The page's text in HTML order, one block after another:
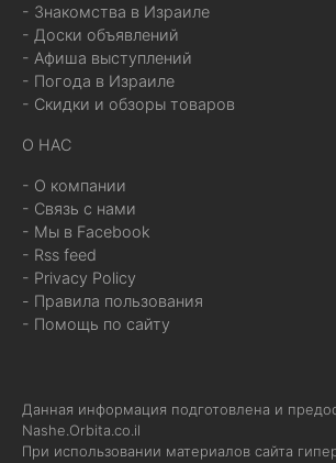
- Знакомства в Израиле
- Доски объявлений
- Афиша выступлений
- Погода в Израиле
- Скидки и обзоры товаров
О НАС
- О компании
- Связь с нами
- Мы в Facebook
- Rss feed
- Privacy Policy
- Правила пользования
- Помощь по сайту
Данная информация подготовлена и
Nashe.Orbita.co.il
При использовании материалов сайта